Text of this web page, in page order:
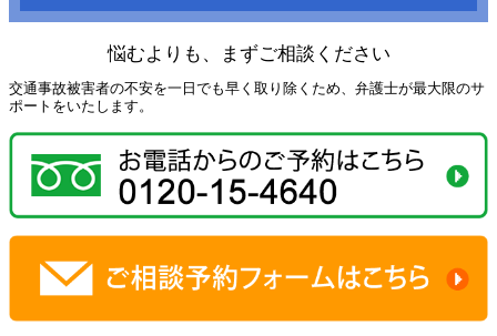
悩むよりも、まずご相談ください
交通事故被害者の不安を一日でも早く取り除くため、弁護士が最大限のサ
ポートをいたします。